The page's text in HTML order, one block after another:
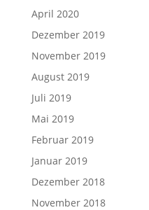
April 2020
Dezember 2019
November 2019
August 2019
Juli 2019
Mai 2019
Februar 2019
Januar 2019
Dezember 2018
November 2018